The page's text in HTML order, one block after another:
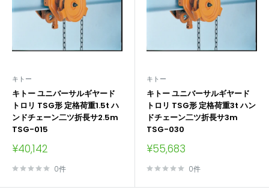
キトー
キトー ユニバーサルギヤード
トロリ TSG形 定格荷重1.5t ハ
ンドチェーン二ツ折長サ2.5m
TSG-015
販
価
¥40,142
0件
キトー
キトー ユニバーサルギヤード
トロリ TSG形 定格荷重3t ハン
ドチェーン二ツ折長サ3m
TSG-030
販
価
¥55,683
0件